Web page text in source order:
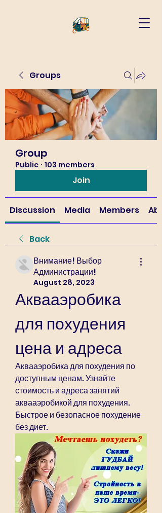
Groups
Group
Public · 103 members
Join
Discussion Media Members
Back
Внимание! Выбор
Администрации!
August 28, 2023
Аквааэробика
для похудения
цена и адреса
Аквааэробика для похудения по
доступным ценам. Узнайте
стоимость и адреса занятий
аквааэробикой для похудения.
Быстрое и безопасное похудение
без диет.